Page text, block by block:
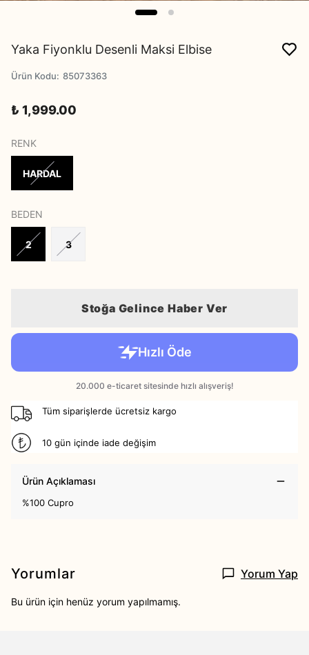
Yaka Fiyonklu Desenli Maksi Elbise
Ürün Kodu: 85073363
₺ 1,999.00
RENK
HARDAL
BEDEN
2 3
Stoğa Gelince Haber Ver
Tüm siparişlerde ücretsiz kargo
10 gün içinde iade değişim
Ürün Açıklaması
%100 Cupro
Yorumlar Yorum Yap
Bu ürün için henüz yorum yapılmamış.